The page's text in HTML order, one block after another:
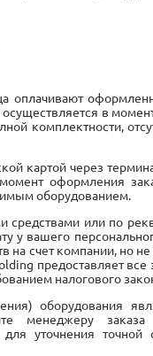
оплачивают
в
комплектности,
картой через
оформления
оборудованием.
или по
у вашего
счет компании, но
предоставляет
налогового
оборудования
менеджеру
уточнения точной